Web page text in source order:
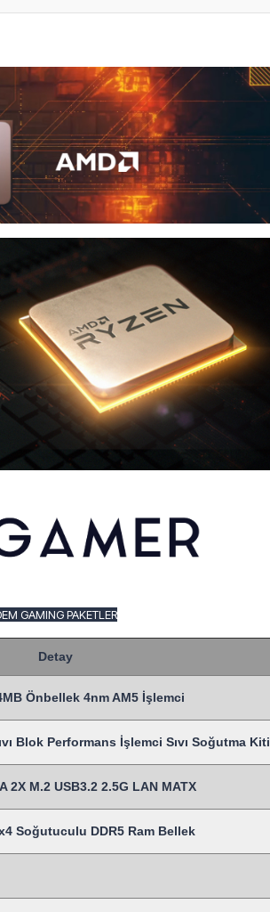
GAMING PAKETLER
Detay
Önbellek 4nm AM5 İşlemci
Blok Performans İşlemci Sıvı Soğutma Kiti
2X M.2 USB3.2 2.5G LAN MATX
Soğutuculu DDR5 Ram Bellek